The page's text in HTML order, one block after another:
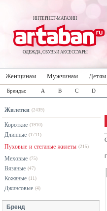
ИНТЕРНЕТ-МАГАЗИН
ОДЕЖДА, ОБУВЬ И АКСЕССУАРЫ
Женщинам Мужчинам Детям
Бренды: A B C D
Жилетки (2439)
Короткие (1910)
Длинные (1711)
Пуховые и стеганые жилеты (215)
Меховые (75)
Вязаные (47)
Кожаные (11)
Джинсовые (4)
Бренд